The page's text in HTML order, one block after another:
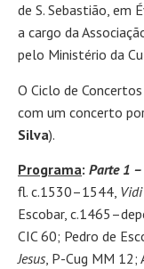
de S. Sebastião, em
a cargo da
pelo Ministério da
O Ciclo de
com um concerto
Silva).
Programa: Parte 1
fl. c.1530–1544,
Escobar,
CIC 60; Pedro de
Jesus, P-Cug MM 12;